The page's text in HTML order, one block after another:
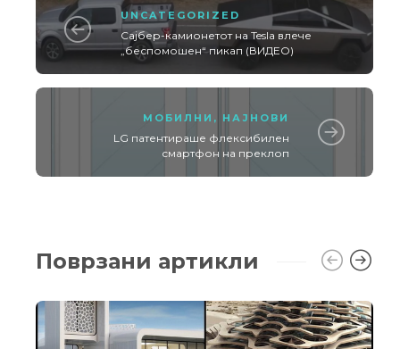
UNCATEGORIZED
Сајбер-камионетот на Tesla влече
„беспомошен“ пикап (ВИДЕО)
МОБИЛНИ , НАЈНОВИ
LG патентираше флексибилен
смартфон на преклоп
Поврзани артикли